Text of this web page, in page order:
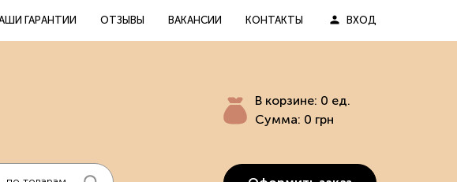
ГАРАНТИИ ОТЗЫВЫ ВАКАНСИИ КОНТАКТЫ ВХОД
В корзине: 0 ед.
Сумма: 0 грн